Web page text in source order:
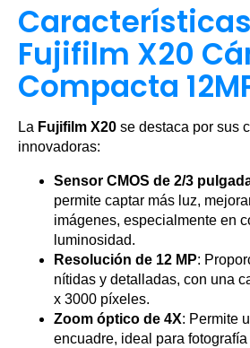
Fujifilm X20
Compacta
La Fujifilm X20 se destaca por sus
innovadoras:
Sensor CMOS de 2/3
permite captar más luz,
imágenes, especialmente en
luminosidad.
Resolución de 12 MP:
nítidas y detalladas, con una
x 3000 píxeles.
Zoom óptico de 4X: Permite
encuadre, ideal para